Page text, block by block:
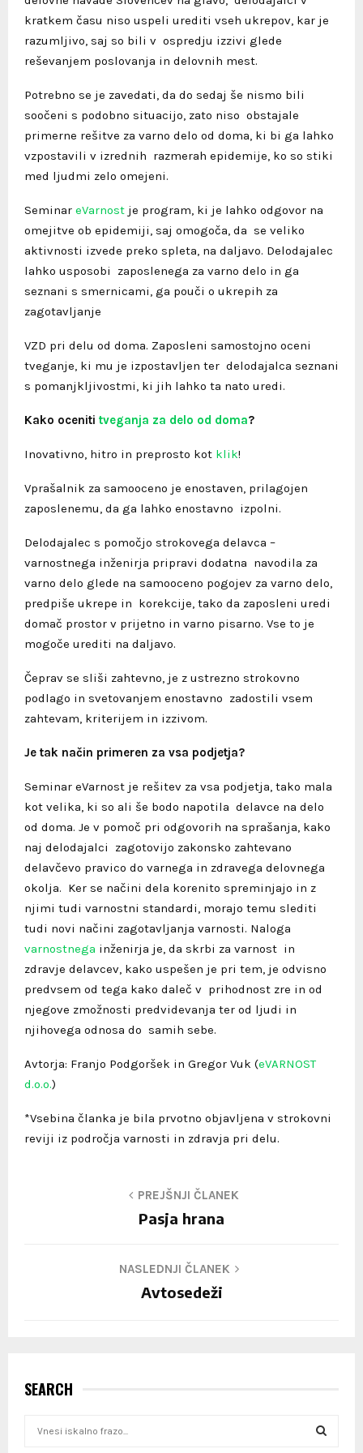
kratkem času niso uspeli urediti vseh ukrepov, kar je
razumljivo, saj so bili v ospredju izzivi glede
reševanjem poslovanja in delovnih mest.
Potrebno se je zavedati, da do sedaj še nismo bili
soočeni s podobno situacijo, zato niso obstajale
primerne rešitve za varno delo od doma, ki bi ga lahko
vzpostavili v izrednih razmerah epidemije, ko so stiki
med ljudmi zelo omejeni.
Seminar eVarnost je program, ki je lahko odgovor na
omejitve ob epidemiji, saj omogoča, da se veliko
aktivnosti izvede preko spleta, na daljavo. Delodajalec
lahko usposobi zaposlenega za varno delo in ga
seznani s smernicami, ga pouči o ukrepih za
zagotavljanje
VZD pri delu od doma. Zaposleni samostojno oceni
tveganje, ki mu je izpostavljen ter delodajalca seznani
s pomanjkljivostmi, ki jih lahko ta nato uredi.
Kako oceniti tveganja za delo od doma?
Inovativno, hitro in preprosto kot klik!
Vprašalnik za samooceno je enostaven, prilagojen
zaposlenemu, da ga lahko enostavno izpolni.
Delodajalec s pomočjo strokovega delavca –
varnostnega inženirja pripravi dodatna navodila za
varno delo glede na samooceno pogojev za varno delo,
predpiše ukrepe in korekcije, tako da zaposleni uredi
domač prostor v prijetno in varno pisarno. Vse to je
mogoče urediti na daljavo.
Čeprav se sliši zahtevno, je z ustrezno strokovno
podlago in svetovanjem enostavno zadostili vsem
zahtevam, kriterijem in izzivom.
Je tak način primeren za vsa podjetja?
Seminar eVarnost je rešitev za vsa podjetja, tako mala
kot velika, ki so ali še bodo napotila delavce na delo
od doma. Je v pomoč pri odgovorih na sprašanja, kako
naj delodajalci zagotovijo zakonsko zahtevano
delavčevo pravico do varnega in zdravega delovnega
okolja. Ker se načini dela korenito spreminjajo in z
njimi tudi varnostni standardi, morajo temu slediti
tudi novi načini zagotavljanja varnosti. Naloga
varnostnega inženirja je, da skrbi za varnost in
zdravje delavcev, kako uspešen je pri tem, je odvisno
predvsem od tega kako daleč v prihodnost zre in od
njegove zmožnosti predvidevanja ter od ljudi in
njihovega odnosa do samih sebe.
Avtorja: Franjo Podgoršek in Gregor Vuk (eVARNOST
d.o.o.)
*Vsebina članka je bila prvotno objavljena v strokovni
reviji iz področja varnosti in zdravja pri delu.
PREJŠNJI ČLANEK
Pasja hrana
NASLEDNJI ČLANEK
Avtosedeži
SEARCH